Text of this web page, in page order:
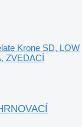
Krone SD, LOW
ZVEDACÍ